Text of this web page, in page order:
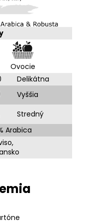
Ovocie
Delikátna
Vyššia
Stredný
Arabica